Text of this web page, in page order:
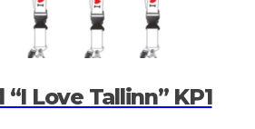
“I Love Tallinn” KP1